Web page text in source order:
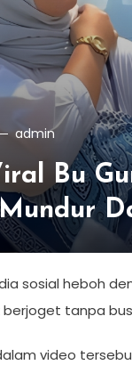
admin
Bu
sosial heboh
tanpa
video